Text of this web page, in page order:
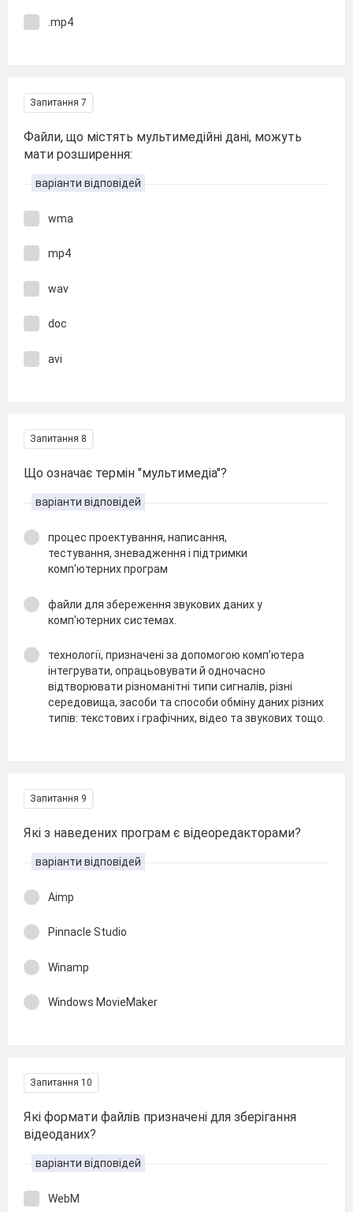
.mp4
Запитання 7
Файли, що містять мультимедійні дані, можуть
мати розширення:
варіанти відповідей
wma
mp4
wav
doc
avi
Запитання 8
Що означає термін "мультимедіа"?
варіанти відповідей
процес проектування, написання,
тестування, зневадження і підтримки
комп'ютерних програм
файли для збереження звукових даних у
комп'ютерних системах.
технології, призначені за допомогою комп’ютера
інтегрувати, опрацьовувати й одночасно
відтворювати різноманітні типи сигналів, різні
середовища, засоби та способи обміну даних різних
типів: текстових і графічних, відео та звукових тощо.
Запитання 9
Які з наведених програм є відеоредакторами?
варіанти відповідей
Aimp
Pinnacle Studio
Winamp
Windows MovieMaker
Запитання 10
Які формати файлів призначені для зберігання
відеоданих?
варіанти відповідей
WebM